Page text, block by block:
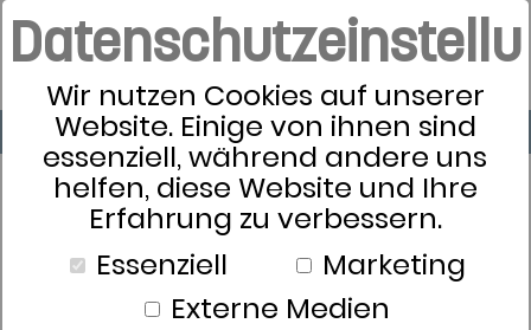
">
Wir nutzen Cookies auf unserer
Website. Einige von ihnen sind
essenziell, während andere uns
helfen, diese Website und Ihre
Erfahrung zu verbessern.
Essenziell
Marketing
Externe Medien
Schlafkultur
Bettwäsche